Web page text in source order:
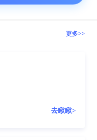
更多>>
去瞅瞅>